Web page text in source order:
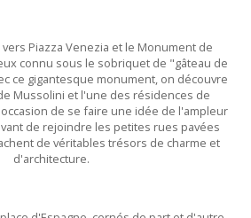
Piazza Venezia et le Monument de
connu sous le sobriquet de "gâteau de
ce gigantesque monument, on découvre
Mussolini et l'une des résidences de
de se faire une idée de l'ampleur
de rejoindre les petites rues pavées
de véritables trésors de charme et
d'architecture.